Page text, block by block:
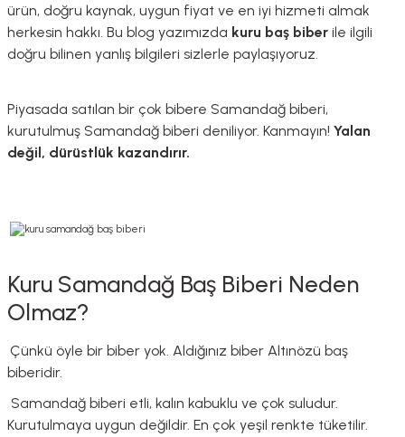
ürün, doğru kaynak, uygun fiyat ve en iyi hizmeti almak
herkesin hakkı. Bu blog yazımızda kuru baş biber ile ilgili
doğru bilinen yanlış bilgileri sizlerle paylaşıyoruz.
Piyasada satılan bir çok bibere Samandağ biberi,
kurutulmuş Samandağ biberi deniliyor. Kanmayın! Yalan
değil, dürüstlük kazandırır.
Kuru Samandağ Baş Biberi Neden
Olmaz?
Çünkü öyle bir biber yok. Aldığınız biber Altınözü baş
biberidir.
Samandağ biberi etli, kalın kabuklu ve çok suludur.
Kurutulmaya uygun değildir. En çok yeşil renkte tüketilir.